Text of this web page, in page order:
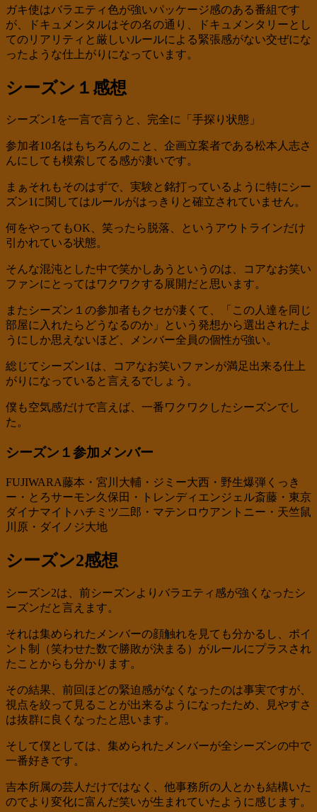
ガキ使はバラエティ色が強いパッケージ感のある番組です
が、ドキュメンタルはその名の通り、ドキュメンタリーとし
てのリアリティと厳しいルールによる緊張感がない交ぜにな
ったような仕上がりになっています。
シーズン１感想
シーズン1を一言で言うと、完全に「手探り状態」
参加者10名はもちろんのこと、企画立案者である松本人志さ
んにしても模索してる感が凄いです。
まぁそれもそのはずで、実験と銘打っているように特にシー
ズン1に関してはルールがはっきりと確立されていません。
何をやってもOK、笑ったら脱落、というアウトラインだけ
引かれている状態。
そんな混沌とした中で笑かしあうというのは、コアなお笑い
ファンにとってはワクワクする展開だと思います。
またシーズン１の参加者もクセが凄くて、「この人達を同じ
部屋に入れたらどうなるのか」という発想から選出されたよ
うにしか思えないほど、メンバー全員の個性が強い。
総じてシーズン1は、コアなお笑いファンが満足出来る仕上
がりになっていると言えるでしょう。
僕も空気感だけで言えば、一番ワクワクしたシーズンでし
た。
シーズン１参加メンバー
FUJIWARA藤本・宮川大輔・ジミー大西・野生爆弾くっき
ー・とろサーモン久保田・トレンディエンジェル斎藤・東京
ダイナマイトハチミツ二郎・マテンロウアントニー・天竺鼠
川原・ダイノジ大地
シーズン2感想
シーズン2は、前シーズンよりバラエティ感が強くなったシ
ーズンだと言えます。
それは集められたメンバーの顔触れを見ても分かるし、ポイ
ント制（笑わせた数で勝敗が決まる）がルールにプラスされ
たことからも分かります。
その結果、前回ほどの緊迫感がなくなったのは事実ですが、
視点を絞って見ることが出来るようになったため、見やすさ
は抜群に良くなったと思います。
そして僕としては、集められたメンバーが全シーズンの中で
一番好きです。
吉本所属の芸人だけではなく、他事務所の人とかも結構いた
のでより変化に富んだ笑いが生まれていたように感じます。